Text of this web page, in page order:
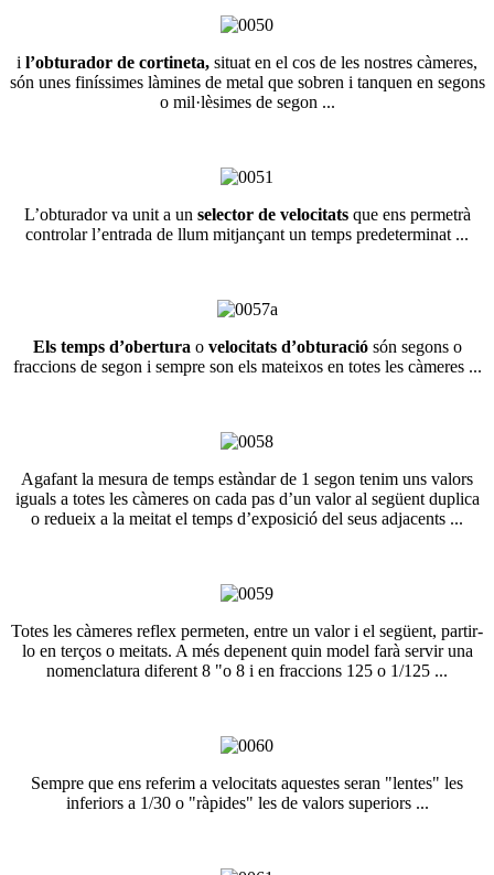
i l’obturador de cortineta, situat en el cos de les nostres càmeres,
són unes finíssimes làmines de metal que sobren i tanquen en segons
o mil·lèsimes de segon ...
L’obturador va unit a un selector de velocitatsque ens permetrà
controlar l’entrada de llum mitjançant un temps predeterminat ...
Els temps d’obertura o velocitats d’obturaciósón segons o
fraccions de segon i sempre son els mateixos en totes les càmeres ...
Agafant la mesura de temps estàndar de 1 segon tenim uns valors
iguals a totes les càmeres on cada pas d’un valor al següent duplica
o redueix a la meitat el temps d’exposició del seus adjacents ...
Totes les càmeres reflex permeten, entre un valor i el següent, partir-
lo en terços o meitats. A més depenent quin model farà servir una
nomenclatura diferent 8 "o 8 i en fraccions 125 o 1/125 ...
Sempre que ens referim a velocitats aquestes seran "lentes" les
inferiors a 1/30 o "ràpides" les de valors superiors ...